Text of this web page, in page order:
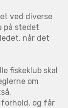
ved diverse
på stedet
når det
fiskeklub skal
om
forhold, og får